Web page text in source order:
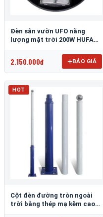
Đèn sân vườn UFO năng
lượng mặt trời 200W HUFA
2.150.000đ BÁO GIÁ
HOT
Cột đèn đường tròn ngoài
trời bằng thép mạ kẽm cao